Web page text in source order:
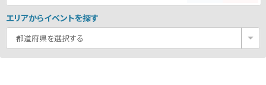
エリアからイベントを探す